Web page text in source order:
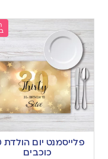
כוכבים